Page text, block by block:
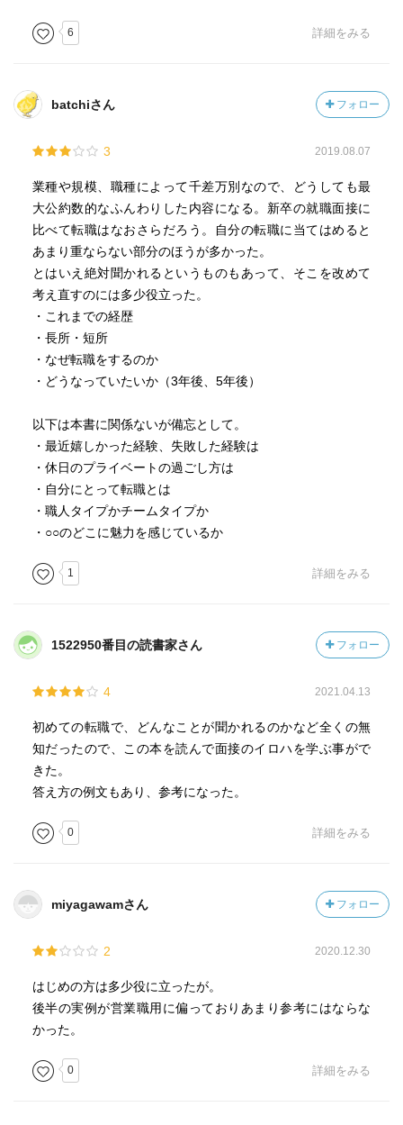
6 詳細をみる
batchiさん フォロー
3 2019.08.07
業種や規模、職種によって千差万別なので、どうしても最
大公約数的なふんわりした内容になる。新卒の就職面接に
比べて転職はなおさらだろう。自分の転職に当てはめると
あまり重ならない部分のほうが多かった。
とはいえ絶対聞かれるというものもあって、そこを改めて
考え直すのには多少役立った。
・これまでの経歴
・長所・短所
・なぜ転職をするのか
・どうなっていたいか（3年後、5年後）
以下は本書に関係ないが備忘として。
・最近嬉しかった経験、失敗した経験は
・休日のプライベートの過ごし方は
・自分にとって転職とは
・職人タイプかチームタイプか
・○○のどこに魅力を感じているか
1 詳細をみる
1522950番目の読書家さん フォロー
4 2021.04.13
初めての転職で、どんなことが聞かれるのかなど全くの無
知だったので、この本を読んで面接のイロハを学ぶ事がで
きた。
答え方の例文もあり、参考になった。
0 詳細をみる
miyagawamさん フォロー
2 2020.12.30
はじめの方は多少役に立ったが。
後半の実例が営業職用に偏っておりあまり参考にはならな
かった。
0 詳細をみる